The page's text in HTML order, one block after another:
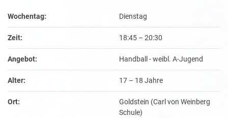
Wochentag: Dienstag
Zeit: 18:45 – 20:30
Angebot: Handball - weibl. A-Jugend
Alter: 17 – 18 Jahre
Ort:
Goldstein (Carl von Weinberg
Schule)